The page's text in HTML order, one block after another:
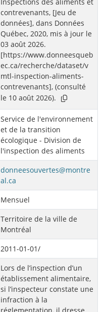
contrevenants, [Jeu de
données], dans Données
Québec, 2020, mis à jour le
03 août 2026.
[https://www.donneesqueb
ec.ca/recherche/dataset/v
mtl-inspection-aliments-
contrevenants], (consulté
le 10 août 2026).
Service de l'environnement
et de la transition
écologique - Division de
l'inspection des aliments
donneesouvertes@montre
al.ca
Mensuel
Territoire de la ville de
Montréal
2011-01-01/
Lors de l’inspection d’un
établissement alimentaire,
si l’inspecteur constate une
infraction à la
réglementation, il dresse